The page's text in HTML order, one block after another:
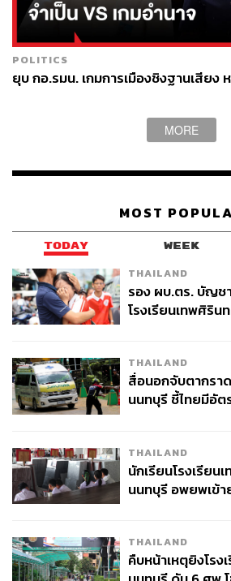
POLITICS
ยุบ กอ.รมน. เกมการเมืองชิงฐานเสียง
MORE
MOST
TODAY WEEK
THAILAND
รอง ผบ.ตร. บัญช
โรงเรียนเทพศิริน
THAILAND
สื่อนอกจับตากรา
นนทบุรี ชี้ไทยมีอั
THAILAND
นักเรียนโรงเรียน
นนทบุรี อพยพเข้
THAILAND
คืบหน้าเหตุยิงโรง